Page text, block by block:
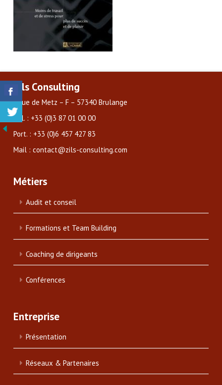
Zils Consulting
3 rue de Metz – F – 57340 Brulange
Tél. : +33 (0)3 87 01 00 00
Port. : +33 (0)6 457 427 83
Mail : contact@zils-consulting.com
Métiers
Audit et conseil
Formations et Team Building
Coaching de dirigeants
Conférences
Entreprise
Présentation
Réseaux & Partenaires